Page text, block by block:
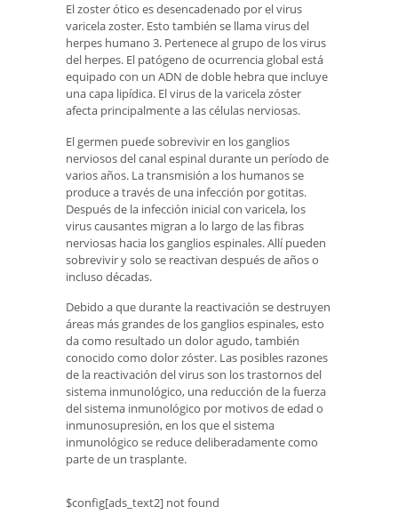
El zoster ótico es desencadenado por el virus
varicela zoster. Esto también se llama virus del
herpes humano 3. Pertenece al grupo de los virus
del herpes. El patógeno de ocurrencia global está
equipado con un ADN de doble hebra que incluye
una capa lipídica. El virus de la varicela zóster
afecta principalmente a las células nerviosas.
El germen puede sobrevivir en los ganglios
nerviosos del canal espinal durante un período de
varios años. La transmisión a los humanos se
produce a través de una infección por gotitas.
Después de la infección inicial con varicela, los
virus causantes migran a lo largo de las fibras
nerviosas hacia los ganglios espinales. Allí pueden
sobrevivir y solo se reactivan después de años o
incluso décadas.
Debido a que durante la reactivación se destruyen
áreas más grandes de los ganglios espinales, esto
da como resultado un dolor agudo, también
conocido como dolor zóster. Las posibles razones
de la reactivación del virus son los trastornos del
sistema inmunológico, una reducción de la fuerza
del sistema inmunológico por motivos de edad o
inmunosupresión, en los que el sistema
inmunológico se reduce deliberadamente como
parte de un trasplante.
$config[ads_text2] not found